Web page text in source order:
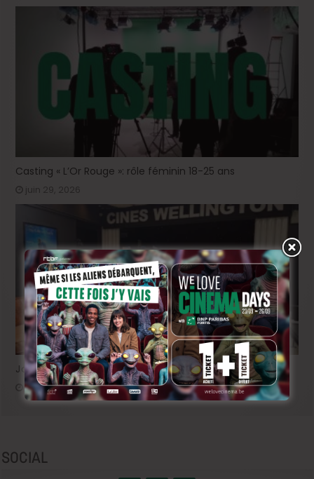
Casting « L’Or Rouge »: rôle féminin 18-25 ans
juin 29, 2026
Job étudiant au Cinés Wellington
juin 19, 2026
SOCIAL